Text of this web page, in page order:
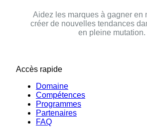
Aidez les marques à gagner en
créer de nouvelles tendances
en pleine mutation.
Accès rapide
Domaine
Compétences
Programmes
Partenaires
FAQ